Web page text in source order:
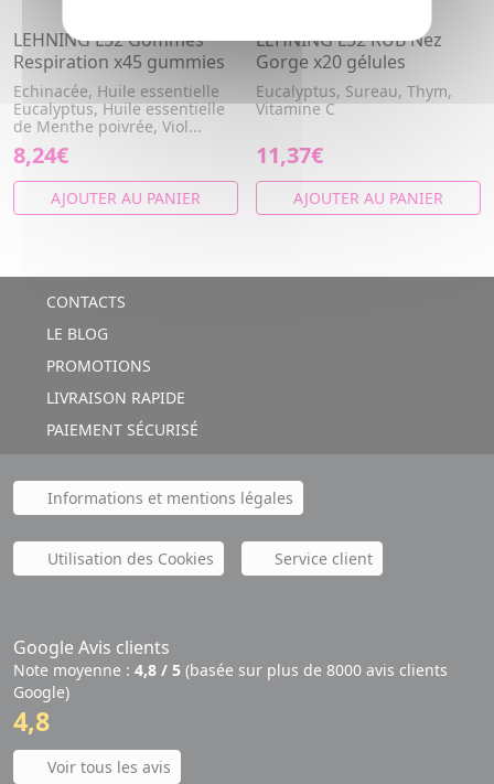
LEHNING L52 Gommes
Respiration x45 gummies
Echinacée, Huile essentielle
Eucalyptus, Huile essentielle
de Menthe poivrée, Viol...
8,24€
AJOUTER AU PANIER
LEHNING L52 RUB Nez
Gorge x20 gélules
Eucalyptus, Sureau, Thym,
Vitamine C
11,37€
AJOUTER AU PANIER
CONTACTS
LE BLOG
PROMOTIONS
LIVRAISON RAPIDE
PAIEMENT SÉCURISÉ
Informations et mentions légales
Utilisation des Cookies Service client
Google Avis clients
Note moyenne : 4,8 / 5 (basée sur plus de 8000 avis clients
Google)
4,8
Voir tous les avis